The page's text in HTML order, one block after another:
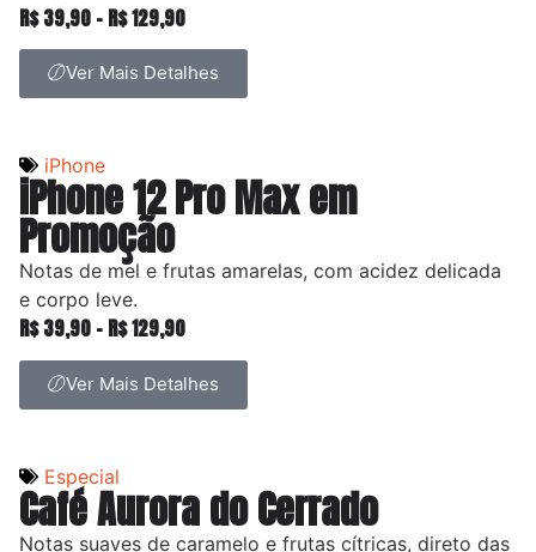
R$39,90 – R$129,90
Ver Mais Detalhes
iPhone
iPhone 12 Pro Max em
Promoção
Notas de mel e frutas amarelas, com acidez delicada
e corpo leve.
R$39,90 – R$129,90
Ver Mais Detalhes
Especial
Café Aurora do Cerrado
Notas suaves de caramelo e frutas cítricas, direto das